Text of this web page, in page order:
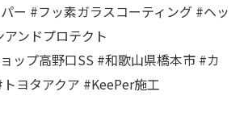
ー #フッ素ガラスコーティング #ヘッ
アンドプロテクト
ップ高野口SS #和歌山県橋本市 #カ
ヨタアクア #KeePer施工